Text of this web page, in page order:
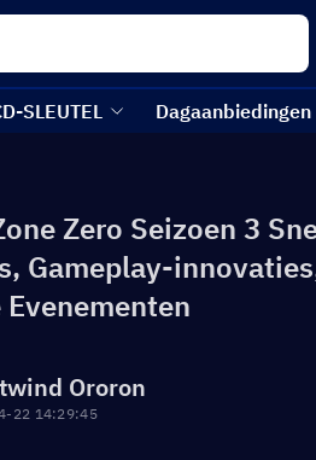
SLEUTEL Dagaanbiedingen
Zero Seizoen 3
Gameplay-
Ororon
22 14:29:45